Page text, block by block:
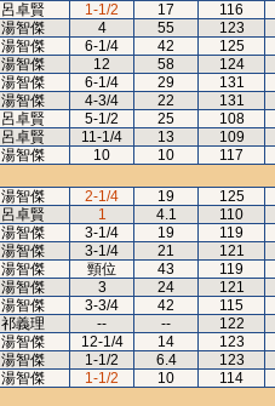
呂卓賢 1-1/2 17 116
湯智傑 4 55 123
湯智傑 6-1/4 42 125
湯智傑 12 58 124
湯智傑 6-1/4 29 131
湯智傑 4-3/4 22 131
呂卓賢 5-1/2 25 108
呂卓賢 11-1/4 13 109
湯智傑 10 10 117
湯智傑 2-1/4 19 125
呂卓賢 1 4.1 110
湯智傑 3-1/4 19 119
湯智傑 3-1/4 21 121
湯智傑 頸位 43 119
湯智傑 3 24 121
湯智傑 3-3/4 42 115
祁義理 -- -- 122
湯智傑 12-1/4 14 123
湯智傑 1-1/2 6.4 123
湯智傑 1-1/2 10 114